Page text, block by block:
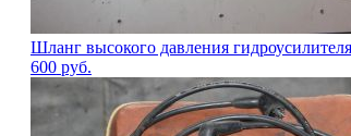
Шланг высокого давления
600 руб.